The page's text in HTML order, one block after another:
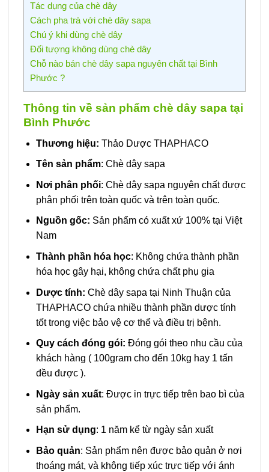
Tác dụng của chè dây
Cách pha trà với chè dây sapa
Chú ý khi dùng chè dây
Đối tượng không dùng chè dây
Chỗ nào bán chè dây sapa nguyên chất tại Bình
Phước ?
Thông tin về sản phẩm chè dây sapa tại
Bình Phước
Thương hiệu: Thảo Dược THAPHACO
Tên sản phẩm: Chè dây sapa
Nơi phân phối: Chè dây sapa nguyên chất được
phân phối trên toàn quốc và trên toàn quốc.
Nguồn gốc: Sản phẩm có xuất xứ 100% tại Việt
Nam
Thành phần hóa học: Không chứa thành phần
hóa học gây hại, không chứa chất phụ gia
Dược tính: Chè dây sapa tại Ninh Thuận của
THAPHACO chứa nhiều thành phần dược tính
tốt trong việc bảo vệ cơ thể và điều trị bệnh.
Quy cách đóng gói: Đóng gói theo nhu cầu của
khách hàng ( 100gram cho đến 10kg hay 1 tấn
đều được ).
Ngày sản xuất: Được in trực tiếp trên bao bì của
sản phẩm.
Hạn sử dụng: 1 năm kể từ ngày sản xuất
Bảo quản: Sản phẩm nên được bảo quản ở nơi
thoáng mát, và không tiếp xúc trực tiếp với ánh